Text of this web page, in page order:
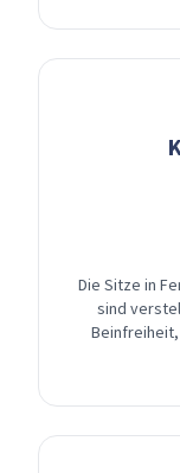
Die Sitze in
sind
Beinfreiheit,